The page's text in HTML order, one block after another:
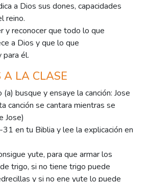
a Dios sus dones, capacidades
reino.
y reconocer que todo lo que
a Dios y que lo que
él.
A LA CLASE
busque y ensaye la canción: Jose
canción se cantara mientras se
Jose)
en tu Biblia y lee la explicación en
yute, para que armar los
trigo, si no tiene trigo puede
y si no ene yute lo puede